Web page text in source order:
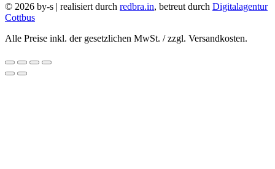
© 2026 by-s | realisiert durch redbra.in, betreut durch Digitalagentur
Cottbus
Alle Preise inkl. der gesetzlichen MwSt. / zzgl. Versandkosten.